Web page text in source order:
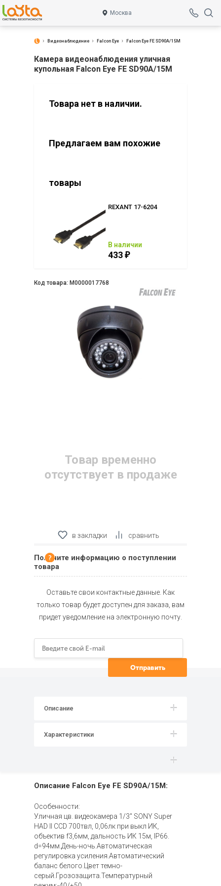
Москва
Видеонаблюдение Falcon Eye Falcon Eye FE SD90A/15M
Камера видеонаблюдения уличная
купольная Falcon Eye FE SD90A/15M
Товара нет в наличии.
Предлагаем вам похожие
товары
REXANT 17-6204
433 ₽
В наличии
Код товара: М0000017768
Товар временно
отсутствует в продаже
в закладки сравнить
Получите информацию о поступлении
товара
Оставьте свои контактные данные. Как
только товар будет доступен для заказа, вам
придет уведомление на электронную почту.
Описание
Характеристики
Описание Falcon Eye FE SD90A/15M:
Особенности:
Уличная цв. видеокамера 1/3" SONY Super
HAD II CCD 700твл, 0,06лк при выкл ИК,
объектив f3,6мм, дальность ИК 15м, IP66.
d=94мм.День-ночь.Автоматическая
регулировка усиления.Автоматический
баланс белого.Цвет темно-
серый.Грозозащита.Температурный